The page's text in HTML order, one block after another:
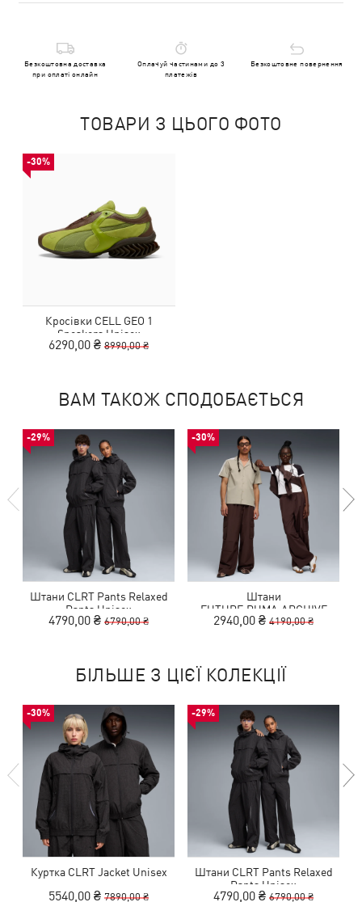
Безкоштовна доставка
при оплаті онлайн
Оплачуй частинами до 3
платежів
Безкоштовне повернення
ТОВАРИ З ЦЬОГО ФОТО
-30%
Кросівки CELL GEO 1
Sneakers Unisex
6290,00 ₴8990,00 ₴
ВАМ ТАКОЖ СПОДОБАЄТЬСЯ
-29%
Штани CLRT Pants Relaxed
Pants Unisex
4790,00 ₴ 6790,00 ₴
-30%
Штани
FUTURE.PUMA.ARCHIVE
Extreme Cargo Pants Unisex
2940,00 ₴ 4190,00 ₴
БІЛЬШЕ З ЦІЄЇ КОЛЕКЦІЇ
-30%
Куртка CLRT Jacket Unisex
5540,00 ₴ 7890,00 ₴
-29%
Штани CLRT Pants Relaxed
Pants Unisex
4790,00 ₴ 6790,00 ₴